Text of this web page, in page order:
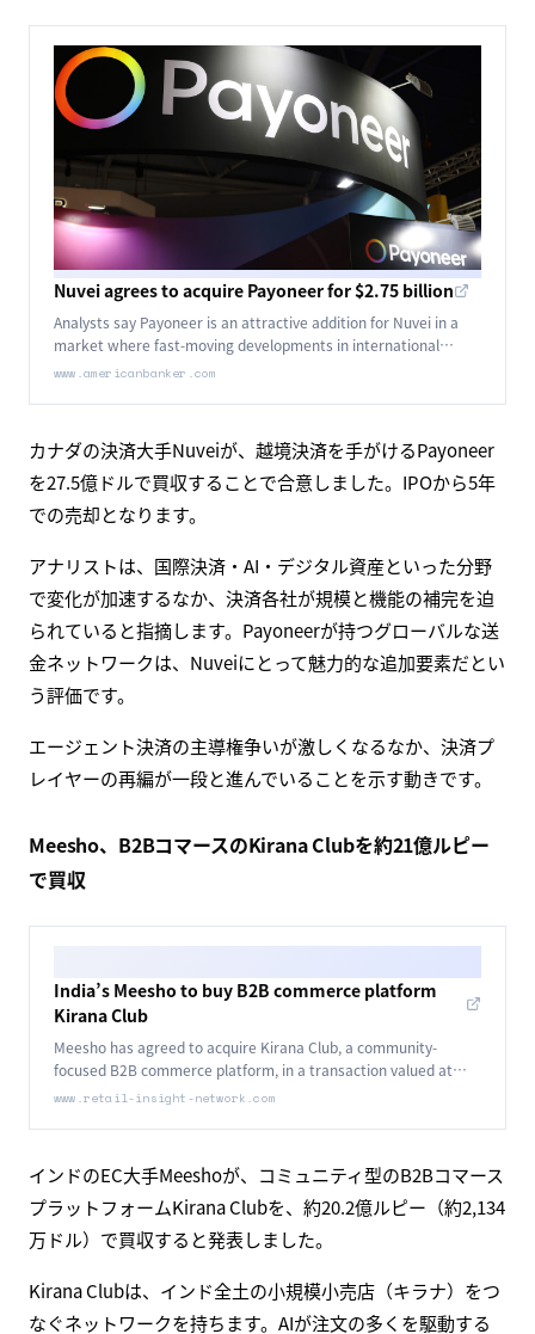
Nuvei agrees to acquire Payoneer for $2.75 billion
Analysts say Payoneer is an attractive addition for Nuvei in a
market where fast-moving developments in international
payments, AI and digital assets are pressuring payment
www.americanbanker.com
カナダの決済大手Nuveiが、越境決済を手がけるPayoneer
を27.5億ドルで買収することで合意しました。IPOから5年
での売却となります。
アナリストは、国際決済・AI・デジタル資産といった分野
で変化が加速するなか、決済各社が規模と機能の補完を迫
られていると指摘します。Payoneerが持つグローバルな送
金ネットワークは、Nuveiにとって魅力的な追加要素だとい
う評価です。
エージェント決済の主導権争いが激しくなるなか、決済プ
レイヤーの再編が一段と進んでいることを示す動きです。
Meesho、B2BコマースのKirana Clubを約21億ルピー
で買収
India’s Meesho to buy B2B commerce platform
Kirana Club
Meesho has agreed to acquire Kirana Club, a community-
focused B2B commerce platform, in a transaction valued at
Rs2.02bn ($21.34m).
www.retail-insight-network.com
インドのEC大手Meeshoが、コミュニティ型のB2Bコマース
プラットフォームKirana Clubを、約20.2億ルピー（約2,134
万ドル）で買収すると発表しました。
Kirana Clubは、インド全土の小規模小売店（キラナ）をつ
なぐネットワークを持ちます。AIが注文の多くを駆動する